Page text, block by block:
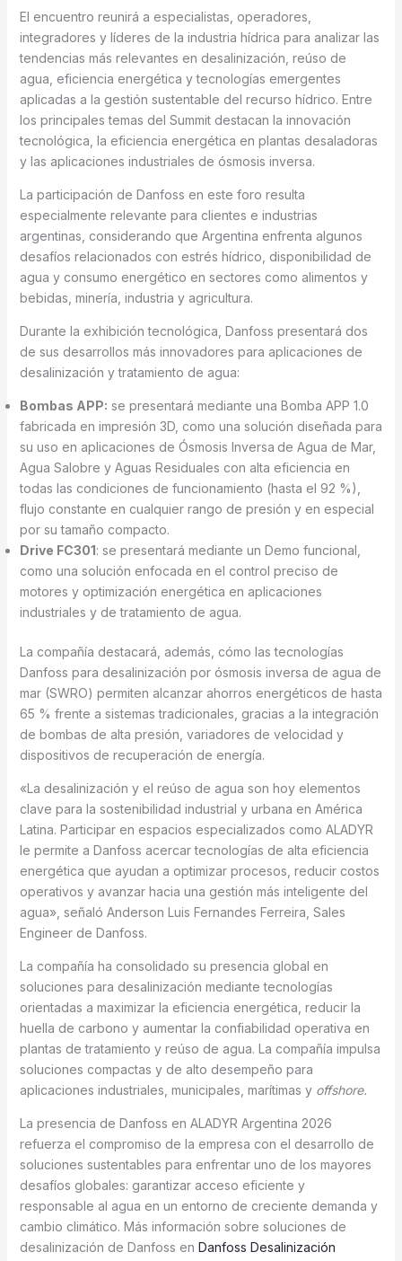
El encuentro reunirá a especialistas, operadores,
integradores y líderes de la industria hídrica para analizar las
tendencias más relevantes en desalinización, reúso de
agua, eficiencia energética y tecnologías emergentes
aplicadas a la gestión sustentable del recurso hídrico. Entre
los principales temas del Summit destacan la innovación
tecnológica, la eficiencia energética en plantas desaladoras
y las aplicaciones industriales de ósmosis inversa.
La participación de Danfoss en este foro resulta
especialmente relevante para clientes e industrias
argentinas, considerando que Argentina enfrenta algunos
desafíos relacionados con estrés hídrico, disponibilidad de
agua y consumo energético en sectores como alimentos y
bebidas, minería, industria y agricultura.
Durante la exhibición tecnológica, Danfoss presentará dos
de sus desarrollos más innovadores para aplicaciones de
desalinización y tratamiento de agua:
Bombas APP: se presentará mediante una Bomba APP 1.0
fabricada en impresión 3D, como una solución diseñada para
su uso en aplicaciones de Ósmosis Inversa de Agua de Mar,
Agua Salobre y Aguas Residuales con alta eficiencia en
todas las condiciones de funcionamiento (hasta el 92 %),
flujo constante en cualquier rango de presión y en especial
por su tamaño compacto.
Drive FC301: se presentará mediante un Demo funcional,
como una solución enfocada en el control preciso de
motores y optimización energética en aplicaciones
industriales y de tratamiento de agua.
La compañía destacará, además, cómo las tecnologías
Danfoss para desalinización por ósmosis inversa de agua de
mar (SWRO) permiten alcanzar ahorros energéticos de hasta
65 % frente a sistemas tradicionales, gracias a la integración
de bombas de alta presión, variadores de velocidad y
dispositivos de recuperación de energía.
«La desalinización y el reúso de agua son hoy elementos
clave para la sostenibilidad industrial y urbana en América
Latina. Participar en espacios especializados como ALADYR
le permite a Danfoss acercar tecnologías de alta eficiencia
energética que ayudan a optimizar procesos, reducir costos
operativos y avanzar hacia una gestión más inteligente del
agua», señaló Anderson Luis Fernandes Ferreira, Sales
Engineer de Danfoss.
La compañía ha consolidado su presencia global en
soluciones para desalinización mediante tecnologías
orientadas a maximizar la eficiencia energética, reducir la
huella de carbono y aumentar la confiabilidad operativa en
plantas de tratamiento y reúso de agua. La compañía impulsa
soluciones compactas y de alto desempeño para
aplicaciones industriales, municipales, marítimas y offshore.
La presencia de Danfoss en ALADYR Argentina 2026
refuerza el compromiso de la empresa con el desarrollo de
soluciones sustentables para enfrentar uno de los mayores
desafíos globales: garantizar acceso eficiente y
responsable al agua en un entorno de creciente demanda y
cambio climático. Más información sobre soluciones de
desalinización de Danfoss en Danfoss Desalinización